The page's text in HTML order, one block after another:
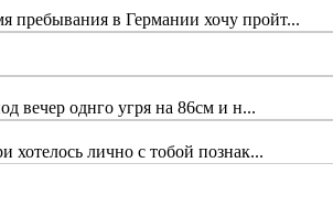
в Германии хочу пройт...
вечер однго угря на 86см и н...
хотелось лично с тобой познак...